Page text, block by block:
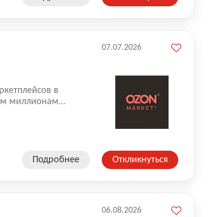
в
миллионам
сети, где
Ozon
Подробнее
07.07.2026
Откликнуться
06.08.2026